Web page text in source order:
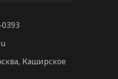
Каширское